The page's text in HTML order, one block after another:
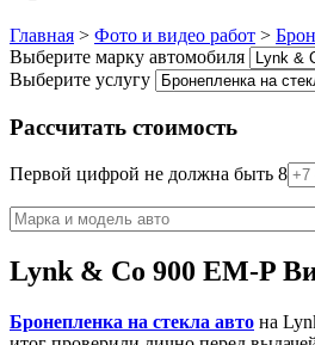
Главная > Фото и видео работ >
Выберите марку автомобиля
Выберите услугу
Рассчитать стоимость
Первой цифрой не должна быть 8
Lynk & Co 900 EM-P
Бронепленка на стекла авто на